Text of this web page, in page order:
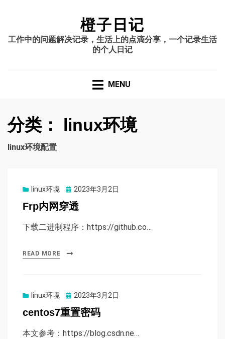
橙子日记
工作中的问题解决记录，生活上的点滴分享，一个记录生活
的个人日记
MENU
分类： linux环境
linux环境配置
linux环境
Posted
on
2023年3月2日
Frp内网穿透
下载二进制程序：https://github.co…
READ MORE
linux环境
Posted
on
2023年3月2日
centos7重置密码
本文参考：https://blog.csdn.ne…